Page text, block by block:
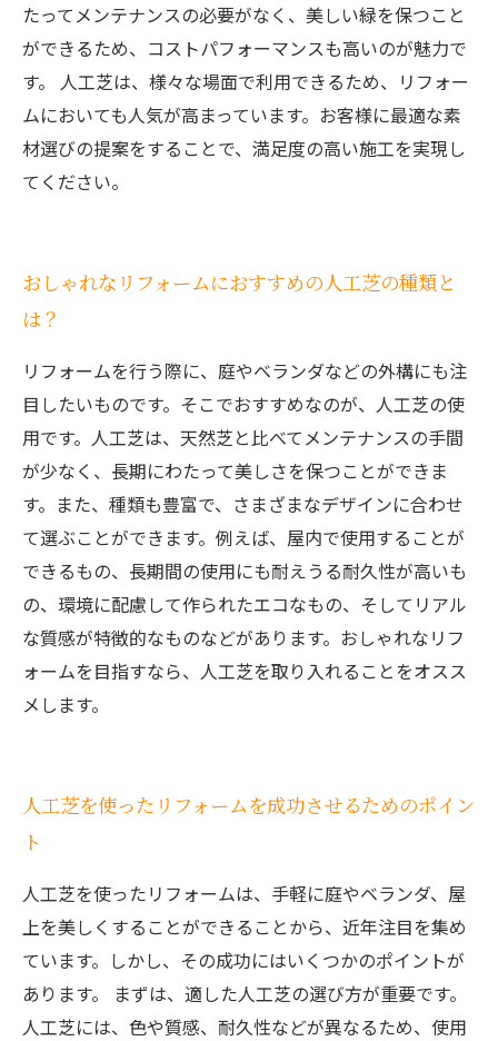
たってメンテナンスの必要がなく、美しい緑を保つこと
ができるため、コストパフォーマンスも高いのが魅力で
す。 人工芝は、様々な場面で利用できるため、リフォー
ムにおいても人気が高まっています。お客様に最適な素
材選びの提案をすることで、満足度の高い施工を実現し
てください。
おしゃれなリフォームにおすすめの人工芝の種類と
は？
リフォームを行う際に、庭やベランダなどの外構にも注
目したいものです。そこでおすすめなのが、人工芝の使
用です。人工芝は、天然芝と比べてメンテナンスの手間
が少なく、長期にわたって美しさを保つことができま
す。また、種類も豊富で、さまざまなデザインに合わせ
て選ぶことができます。例えば、屋内で使用することが
できるもの、長期間の使用にも耐えうる耐久性が高いも
の、環境に配慮して作られたエコなもの、そしてリアル
な質感が特徴的なものなどがあります。おしゃれなリフ
ォームを目指すなら、人工芝を取り入れることをオスス
メします。
人工芝を使ったリフォームを成功させるためのポイン
ト
人工芝を使ったリフォームは、手軽に庭やベランダ、屋
上を美しくすることができることから、近年注目を集め
ています。しかし、その成功にはいくつかのポイントが
あります。 まずは、適した人工芝の選び方が重要です。
人工芝には、色や質感、耐久性などが異なるため、使用